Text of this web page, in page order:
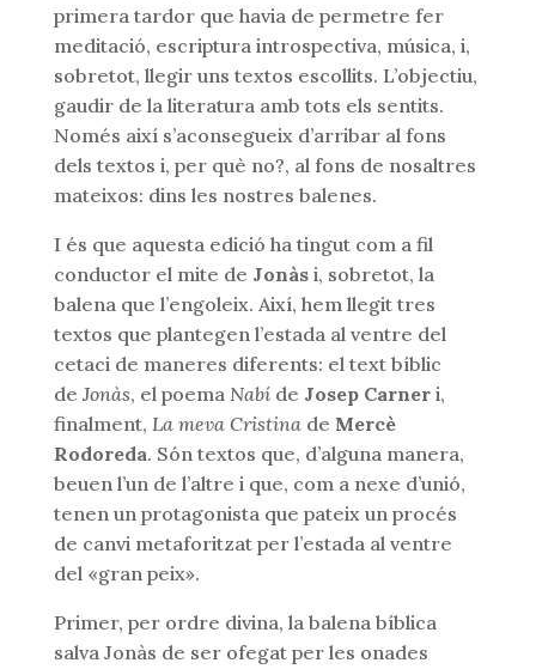
primera tardor que havia de permetre fer
meditació, escriptura introspectiva, música, i,
sobretot, llegir uns textos escollits. L’objectiu,
gaudir de la literatura amb tots els sentits.
Només així s’aconsegueix d’arribar al fons
dels textos i, per què no?, al fons de nosaltres
mateixos: dins les nostres balenes.
I és que aquesta edició ha tingut com a fil
conductor el mite de Jonàsi, sobretot, la
balena que l’engoleix. Així, hem llegit tres
textos que plantegen l’estada al ventre del
cetaci de maneres diferents: el text bíblic
de Jonàs, el poemaNabí de Josep Carneri,
finalment, La meva Cristina de Mercè
Rodoreda. Són textos que, d’alguna manera,
beuen l’un de l’altre i que, com a nexe d’unió,
tenen un protagonista que pateix un procés
de canvi metaforitzat per l’estada al ventre
del «gran peix».
Primer, per ordre divina, la balena bíblica
salva Jonàs de ser ofegat per les onades